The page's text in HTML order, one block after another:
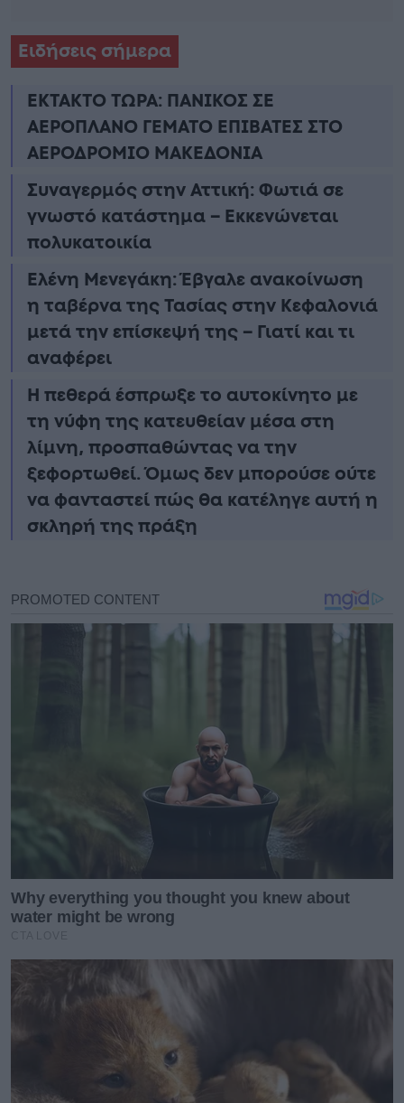
Ειδήσεις σήμερα
ΕΚΤΑΚΤΟ ΤΩΡΑ: ΠΑΝΙΚΟΣ ΣΕ
ΑΕΡΟΠΛΑΝΟ ΓΕΜΑΤΟ ΕΠΙΒΑΤΕΣ ΣΤΟ
ΑΕΡΟΔΡΟΜΙΟ ΜΑΚΕΔΟΝΙΑ
Συναγερμός στην Αττική: Φωτιά σε
γνωστό κατάστημα – Εκκενώνεται
πολυκατοικία
Ελένη Μενεγάκη: Έβγαλε ανακοίνωση
η ταβέρνα της Τασίας στην Κεφαλονιά
μετά την επίσκεψή της – Γιατί και τι
αναφέρει
Η πεθερά έσπρωξε το αυτοκίνητο με
τη νύφη της κατευθείαν μέσα στη
λίμνη, προσπαθώντας να την
ξεφορτωθεί. Όμως δεν μπορούσε ούτε
να φανταστεί πώς θα κατέληγε αυτή η
σκληρή της πράξη